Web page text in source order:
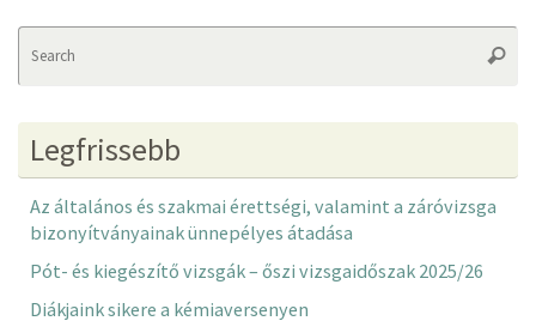
Legfrissebb
Az általános és szakmai érettségi, valamint a záróvizsga
bizonyítványainak ünnepélyes átadása
Pót- és kiegészítő vizsgák – őszi vizsgaidőszak 2025/26
Diákjaink sikere a kémiaversenyen